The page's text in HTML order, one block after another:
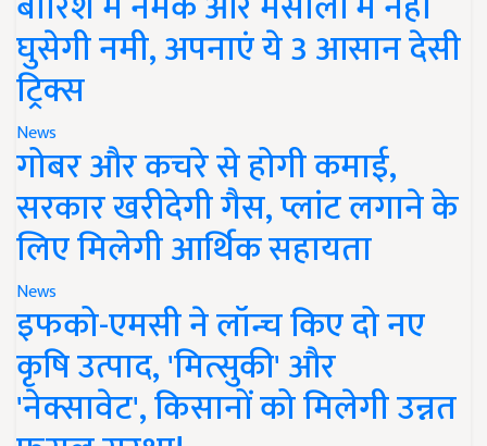
घुसेगी नमी, अपनाएं ये 3 आसान देसी
ट्रिक्स
News
गोबर और कचरे से होगी कमाई,
सरकार खरीदेगी गैस, प्लांट लगाने के
लिए मिलेगी आर्थिक सहायता
News
इफको-एमसी ने लॉन्च किए दो नए
कृषि उत्पाद, 'मित्सुकी' और
'नेक्सावेट', किसानों को मिलेगी उन्नत